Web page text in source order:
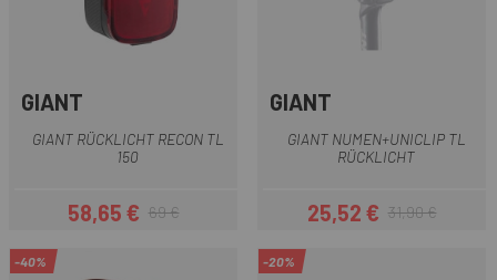
GIANT
GIANT RÜCKLICHT RECON TL
150
Preis
58,65 €Regulärer Preis
69 €
GIANT
GIANT NUMEN+UNICLIP TL
RÜCKLICHT
Preis
25,52 €Regulärer Preis
31,90 €
-40% -20%